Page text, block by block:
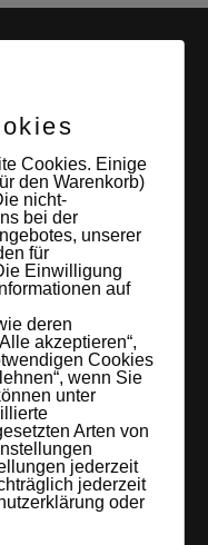
aller Art in
Alles da, was man
Folgt uns!
[Scholz & Heinz]
Cookies. Einige
den Warenkorb)
nicht-
bei der
unserer
für
Einwilligung
auf
deren
akzeptieren“,
Cookies
wenn Sie
unter
Arten von
jederzeit
jederzeit
oder